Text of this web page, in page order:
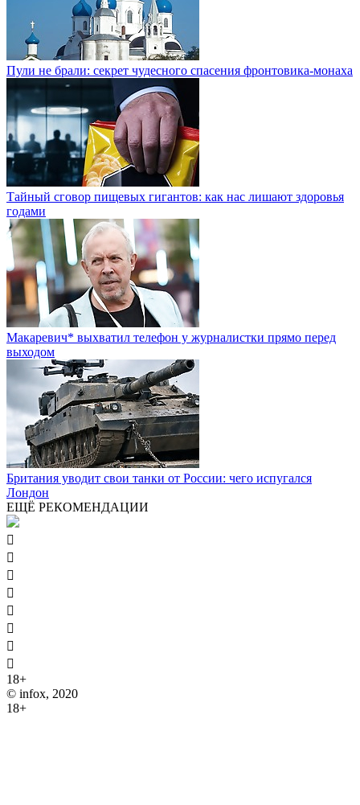
Пули не брали: секрет чудесного спасения фронтовика-монаха
Тайный сговор пищевых гигантов: как нас лишают здоровья
годами
Макаревич* выхватил телефон у журналистки прямо перед
выходом
Британия уводит свои танки от России: чего испугался
Лондон
ЕЩЁ РЕКОМЕНДАЦИИ








18+
© infox, 2020
18+